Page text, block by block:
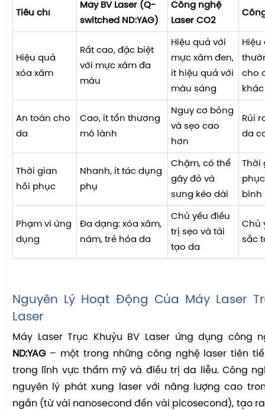
Tiêu chí
Máy BV Laser (Q-
switched ND:YAG)
Công nghệ
Laser CO2
Hiệu quả
xóa xăm
Rất cao, đặc biệt
với mực xăm đa
màu
Hiệu quả với
mực xăm đen,
ít hiệu quả với
màu sáng
Hiệu
cho
khác
An toàn cho
da
Cao, ít tổn thương
mô lành
Nguy cơ bỏng
và sẹo cao
hơn
Rủi
da
Thời gian
hồi phục
Nhanh, ít tác dụng
phụ
Chậm, có thể
gây đỏ và
sưng kéo dài
Thời
bình
Phạm vi ứng
dụng
Đa dạng: xóa xăm,
nám, trẻ hóa da
Chủ yếu điều
trị sẹo và tái
tạo da
Chủ
sắc
Nguyên Lý Hoạt Động Của Máy Laser
Laser
Máy Laser Trục Khuỷu BV Laser ứng dụng công
ND:YAG– một trong những công nghệ laser tiên
trong lĩnh vực thẩm mỹ và điều trị da liễu. Công
nguyên lý phát xung laser với năng lượng cao
ngắn (từ vài nanosecond đến vài picosecond), tạo